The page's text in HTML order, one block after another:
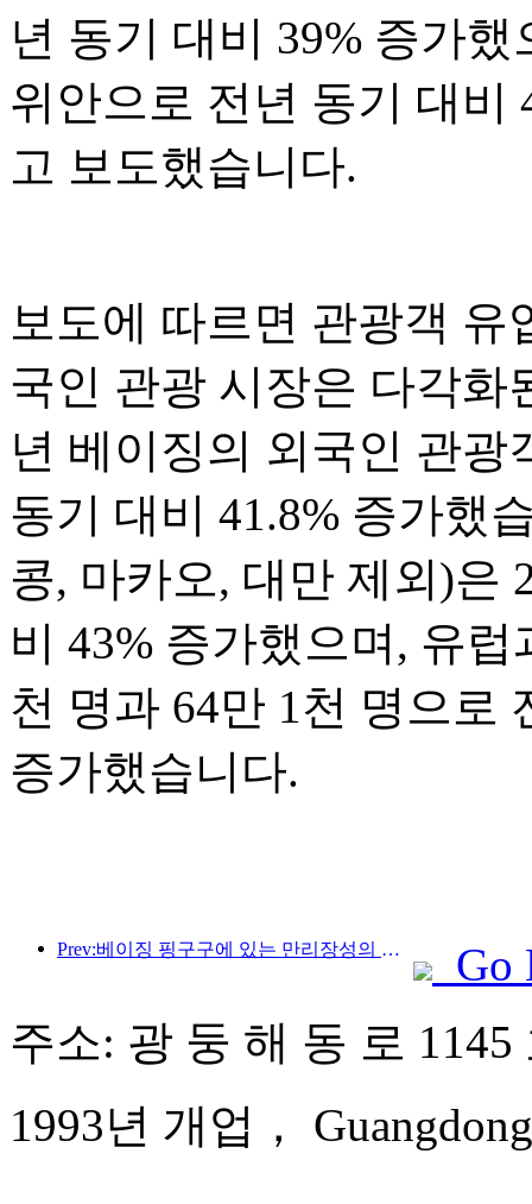
년 동기 대비 39% 증가
위안으로 전년 동기 대비
고 보도했습니다.
보도에 따르면 관광객
국인 관광 시장은 다각화
년 베이징의 외국인 관광
동기 대비 41.8% 증가했
콩, 마카오, 대만 제외)은
비 43% 증가했으며, 유
천 명과 64만 1천 명으로
증가했습니다.
Prev:베이징 핑구구에 있는 만리장성의 장쥔관 구간은 이르면 2026년 말에 일반에 개방될 예정이다.
Go
주소: 광 둥 해 동 로
1993년 개업，